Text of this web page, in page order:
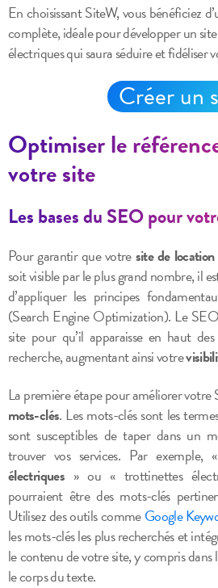
En choisissant SiteW, vous bénéficiez
complète, idéale pour développer un
électriques qui saura séduire et fidéliser
Créer un
Optimiser le
votre site
Les bases du SEO pour
Pour garantir que votresite de
soit visible par le plus grand nombre, il
d’appliquer les principes
(Search Engine Optimization). Le
site pour qu’il apparaisse en haut
recherche, augmentant ainsi votre
La première étape pour améliorer votre
mots-clés. Les mots-clés sont les
sont susceptibles de taper dans un
trouver vos services. Par exemple, «
électriques» ou « trottinettes
pourraient être des mots-clés
Utilisez des outils commeGoogle
les mots-clés les plus recherchés et
le contenu de votre site, y compris dans
le corps du texte.